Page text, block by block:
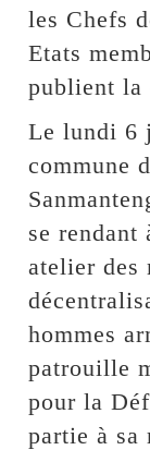
les Chefs
Etats
publient la
Le lundi 6
commune
se rendant
atelier des
hommes
patrouille
pour la
partie à sa